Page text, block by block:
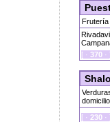
Frutería
[ · 370 · ]
[ · 230 · ]